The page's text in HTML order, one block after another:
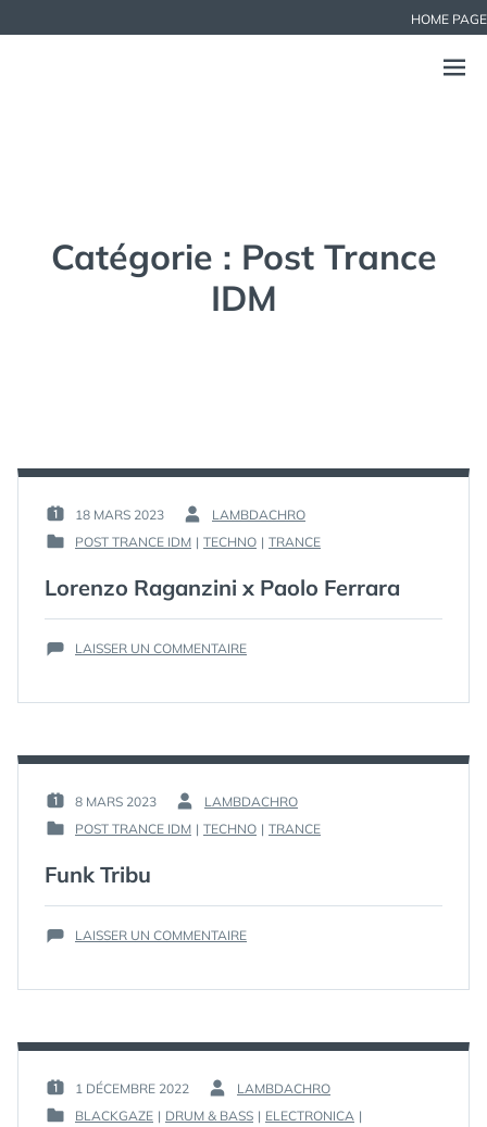
au
HOME PAGE
Catégorie : Post Trance
IDM
PUBLIÉ
LE :
18 MARS 2023
PAR :
LAMBDACHRO
PUBLIÉ
POST TRANCE IDM | TECHNO | TRANCE
Lorenzo Raganzini x Paolo Ferrara
LAISSER UN COMMENTAIRESUR
X
PUBLIÉ
LE :
8 MARS 2023
PAR :
LAMBDACHRO
PUBLIÉ
POST TRANCE IDM | TECHNO | TRANCE
Funk Tribu
LAISSER UN COMMENTAIRESUR
PUBLIÉ
LE :
1 DÉCEMBRE 2022
PAR :
LAMBDACHRO
BLACKGAZE | DRUM & BASS | ELECTRONICA |